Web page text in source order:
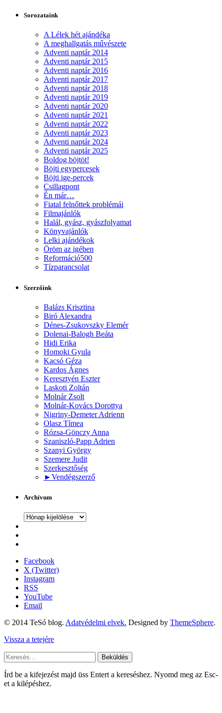
Sorozataink
A Lélek hét ajándéka
A meghallgatás művészete
Adventi naptár 2014
Adventi naptár 2015
Adventi naptár 2016
Adventi naptár 2017
Adventi naptár 2018
Adventi naptár 2019
Adventi naptár 2020
Adventi naptár 2021
Adventi naptár 2022
Adventi naptár 2023
Adventi naptár 2024
Adventi naptár 2025
Boldog böjtöt!
Böjti egypercesek
Böjti ige-percek
Csillagpont
Én már…
Fiatal felnőttek problémái
Filmajánlók
Halál, gyász, gyászfolyamat
Könyvajánlók
Lelki ajándékok
Öröm az igében
Reformáció500
Tízparancsolat
Szerzőink
Balázs Krisztina
Biró Alexandra
Dénes-Zsukovszky Elemér
Dolenai-Balogh Beáta
Hidi Erika
Homoki Gyula
Kacsó Géza
Kardos Ágnes
Keresztyén Eszter
Laskoti Zoltán
Molnár Zsolt
Molnár-Kovács Dorottya
Nigriny-Demeter Adrienn
Olasz Tímea
Rózsa-Gönczy Anna
Szaniszló-Papp Adrien
Szanyi György
Szemere Judit
Szerkesztőség
►Vendégszerző
Archívum
Archívum
Facebook
X (Twitter)
Instagram
RSS
YouTube
Email
© 2014 TeSó blog. Adatvédelmi elvek. Designed by ThemeSphere.
Vissza a tetejére
Beküldés
Írd be a kifejezést majd üss Entert a kereséshez. Nyomd meg az Esc-
et a kilépéshez.